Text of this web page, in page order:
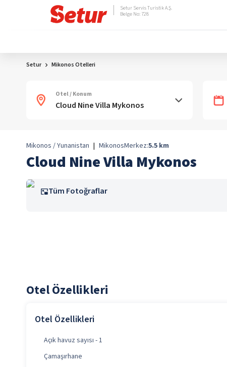
Setur Servis Turistik A.Ş.
Belge No: 728
Setur Mikonos Otelleri
Otel / Konum
Mikonos / Yunanistan | MikonosMerkez:5.5 km
Cloud Nine Villa Mykonos
Tüm Fotoğraflar
Otel Özellikleri
Otel Özellikleri
Açık havuz sayısı - 1
Çamaşırhane